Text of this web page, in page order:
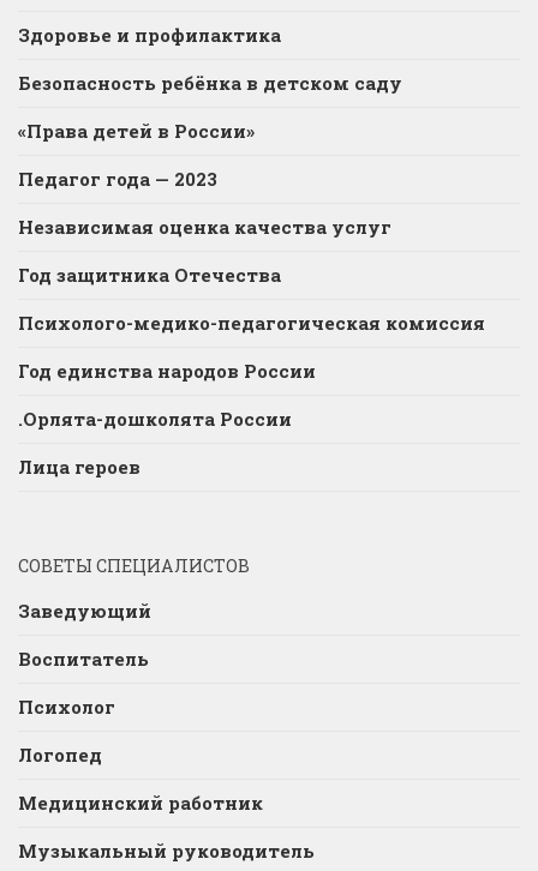
Здоровье и профилактика
Безопасность ребёнка в детском саду
«Права детей в России»
Педагог года — 2023
Независимая оценка качества услуг
Год защитника Отечества
Психолого-медико-педагогическая комиссия
Год единства народов России
.Орлята-дошколята России
Лица героев
СОВЕТЫ СПЕЦИАЛИСТОВ
Заведующий
Воспитатель
Психолог
Логопед
Медицинский работник
Музыкальный руководитель